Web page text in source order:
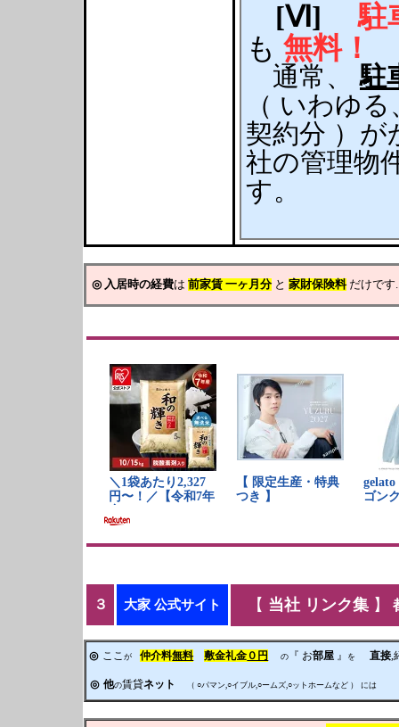
[Ⅵ]
駐
も 無料！
通常、駐
（ いわゆ
契約分 ）が
社の管理物
す。
◎ 入居時の経費は前家賃 一ヶ月分と家財保険料だけです.
３ 大家 公式サイト 【 当社 リンク集 】
◎ ここが 仲介料無料 敷金礼金 ０円 の 『 お部屋 』 を 直接,
◎ 他の賃貸ネット （ ○パマン,○イブル,○ームズ,○ットホームなど ） には